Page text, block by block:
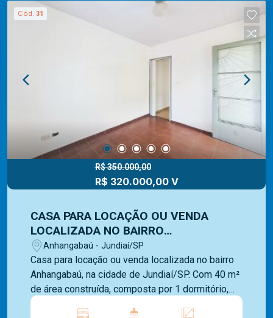
comerciais e lançamentos. A equipe
Mediterrâneo Imóveis é especializada e recebe
Cód. 31
R$ 350.000,00
R$ 320.000,00 V
CASA PARA LOCAÇÃO OU VENDA
LOCALIZADA NO BAIRRO
ANHANGABAÚ, NA CIDADE DE
JUNDIAÍ/SP.
Anhangabaú - Jundiaí/SP
Casa para locação ou venda localizada no bairro
Anhangabaú, na cidade de Jundiaí/SP. Com 40 m²
de área construída, composta por 1 dormitório,
banheiro social, sala, cozinha com gabinete, área